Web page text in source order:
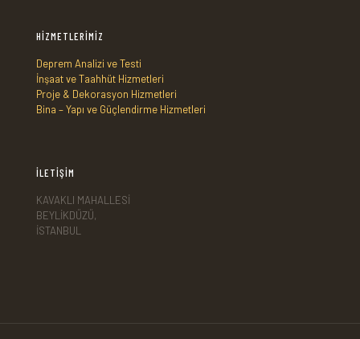
HİZMETLERİMİZ
Deprem Analizi ve Testi
İnşaat ve Taahhüt Hizmetleri
Proje & Dekorasyon Hizmetleri
Bina – Yapı ve Güçlendirme Hizmetleri
İLETİŞİM
KAVAKLI MAHALLESİ
BEYLİKDÜZÜ,
İSTANBUL